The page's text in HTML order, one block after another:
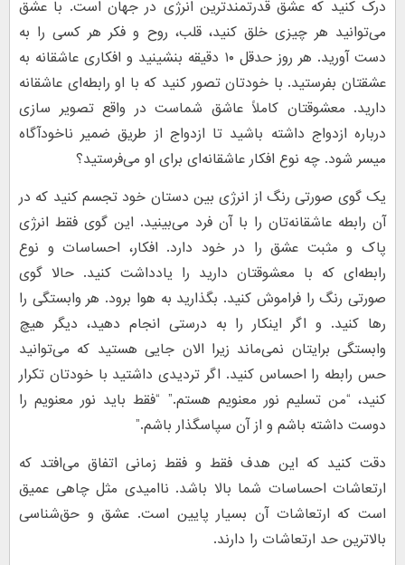
درک کنید که عشق قدرتمندترین انرژی در جهان است. با عشق
می‌توانید هر چیزی خلق کنید، قلب، روح و فکر هر کسی را به
دست آورید. هر روز حدقل ۱۰ دقیقه بنشینید و افکاری عاشقانه به
عشقتان بفرستید. با خودتان تصور کنید که با او رابطه‌ای عاشقانه
دارید. معشوقتان کاملاً عاشق شماست در واقع تصویر سازی
درباره ازدواج داشته باشید تا ازدواج از طریق ضمیر ناخودآگاه
میسر شود. چه نوع افکار عاشقانه‌ای برای او می‌فرستید؟
یک گوی صورتی رنگ از انرژی بین دستان خود تجسم کنید که در
آن رابطه عاشقانه‌تان را با آن فرد می‌بینید. این گوی فقط انرژی
پاک و مثبت عشق را در خود دارد. افکار، احساسات و نوع
رابطه‌ای که با معشوقتان دارید را یادداشت کنید. حالا گوی
صورتی رنگ را فراموش کنید. بگذارید به هوا برود. هر وابستگی را
رها کنید. و اگر اینکار را به درستی انجام دهید، دیگر هیچ
وابستگی برایتان نمی‌ماند زیرا الان جایی هستید که می‌توانید
حس رابطه را احساس کنید. اگر تردیدی داشتید با خودتان تکرار
کنید، “من تسلیم نور معنویم هستم.” “فقط باید نور معنویم را
دوست داشته باشم و از آن سپاسگذار باشم.”
دقت کنید که این هدف فقط و فقط زمانی اتفاق می‌افتد که
ارتعاشات احساسات شما بالا باشد. ناامیدی مثل چاهی عمیق
است که ارتعاشات آن بسیار پایین است. عشق و حق‌شناسی
بالاترین حد ارتعاشات را دارند.